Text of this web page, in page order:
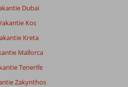
Dubai
Kos
Kreta
Mallorca
Tenerife
Zakynthos